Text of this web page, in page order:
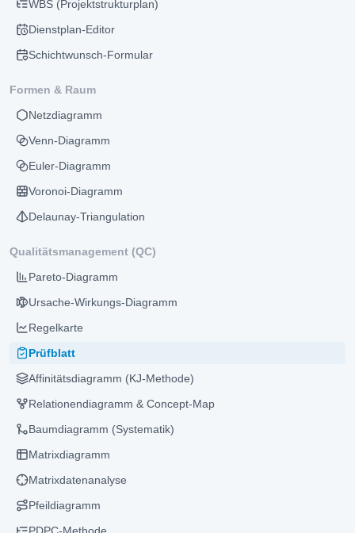
WBS (Projektstrukturplan)
Dienstplan-Editor
Schichtwunsch-Formular
Formen & Raum
Netzdiagramm
Venn-Diagramm
Euler-Diagramm
Voronoi-Diagramm
Delaunay-Triangulation
Qualitätsmanagement (QC)
Pareto-Diagramm
Ursache-Wirkungs-Diagramm
Regelkarte
Prüfblatt
Affinitätsdiagramm (KJ-Methode)
Relationendiagramm & Concept-Map
Baumdiagramm (Systematik)
Matrixdiagramm
Matrixdatenanalyse
Pfeildiagramm